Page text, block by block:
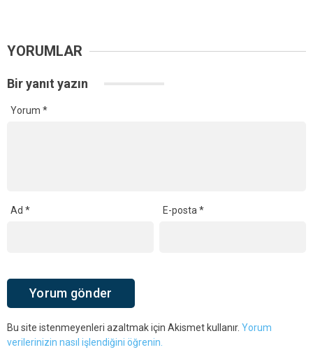
YORUMLAR
Bir yanıt yazın
Yorum *
Ad * E-posta*
Bu site istenmeyenleri azaltmak için Akismet kullanır. Yorum
verilerinizin nasıl işlendiğini öğrenin.